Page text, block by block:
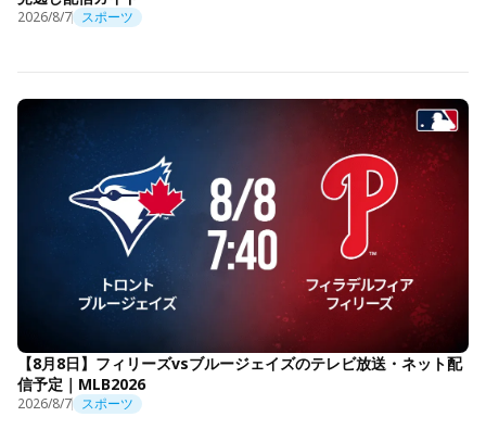
2026/8/7 スポーツ
【8月8日】フィリーズvsブルージェイズのテレビ放送・ネット配
信予定｜MLB2026
2026/8/7 スポーツ